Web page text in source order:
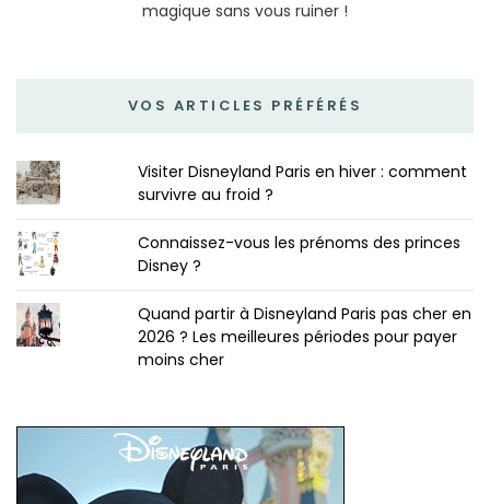
magique sans vous ruiner !
VOS ARTICLES PRÉFÉRÉS
Visiter Disneyland Paris en hiver : comment
survivre au froid ?
Connaissez-vous les prénoms des princes
Disney ?
Quand partir à Disneyland Paris pas cher en
2026 ? Les meilleures périodes pour payer
moins cher